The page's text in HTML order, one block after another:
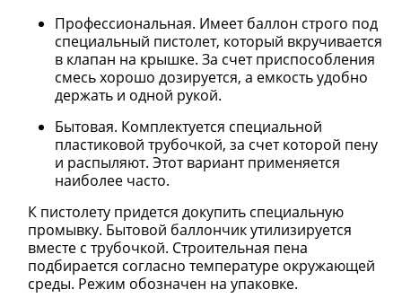
Профессиональная. Имеет баллон строго под
специальный пистолет, который вкручивается
в клапан на крышке. За счет приспособления
смесь хорошо дозируется, а емкость удобно
держать и одной рукой.
Бытовая. Комплектуется специальной
пластиковой трубочкой, за счет которой пену
и распыляют. Этот вариант применяется
наиболее часто.
К пистолету придется докупить специальную
промывку. Бытовой баллончик утилизируется
вместе с трубочкой. Строительная пена
подбирается согласно температуре окружающей
среды. Режим обозначен на упаковке.